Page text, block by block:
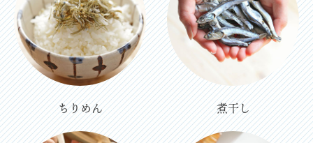
ちりめん 煮干し